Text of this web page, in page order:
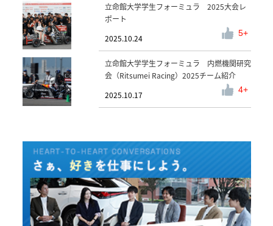
立命館大学学生フォーミュラ 2025大会レ
ポート
2025.10.24
5
立命館大学学生フォーミュラ 内燃機関研究
会（Ritsumei Racing）2025チーム紹介
2025.10.17
4